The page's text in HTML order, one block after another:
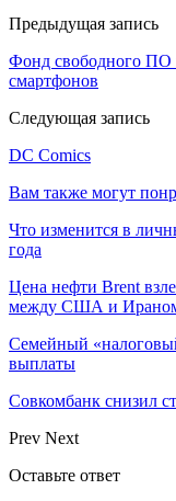
Предыдущая запись
Фонд свободного ПО
смартфонов
Следующая запись
DC Comics
Вам также могут
Что изменится в
года
Цена нефти Brent
между США и
Семейный
выплаты
Совкомбанк снизил
Prev Next
Оставьте ответ